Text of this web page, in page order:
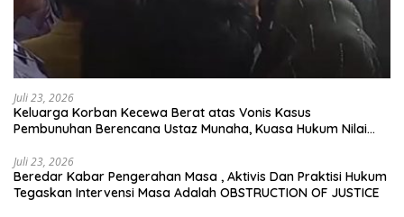
Juli 23, 2026
Keluarga Korban Kecewa Berat atas Vonis Kasus
Pembunuhan Berencana Ustaz Munaha, Kuasa Hukum Nilai
Juli 23, 2026
Beredar Kabar Pengerahan Masa , Aktivis Dan Praktisi Hukum
Tegaskan Intervensi Masa Adalah OBSTRUCTION OF JUSTICE